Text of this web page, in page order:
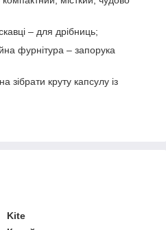
– для дрібниць;
фурнітура – запорука
зібрати круту капсулу із
Kite